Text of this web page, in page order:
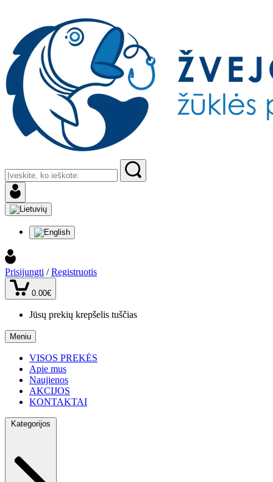
Prisijungti / Registruotis
0.00€
Jūsų prekių krepšelis tuščias
Meniu
VISOS PREKĖS
Apie mus
Naujienos
AKCIJOS
KONTAKTAI
Kategorijos